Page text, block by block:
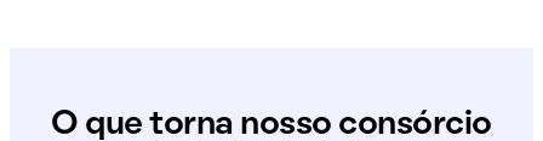
O que torna nosso consórcio